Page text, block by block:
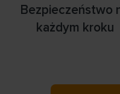
Bezpieczeństwo
każdym kroku